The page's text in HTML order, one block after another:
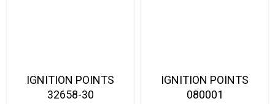
IGNITION POINTS
32658-30
IGNITION POINTS
080001